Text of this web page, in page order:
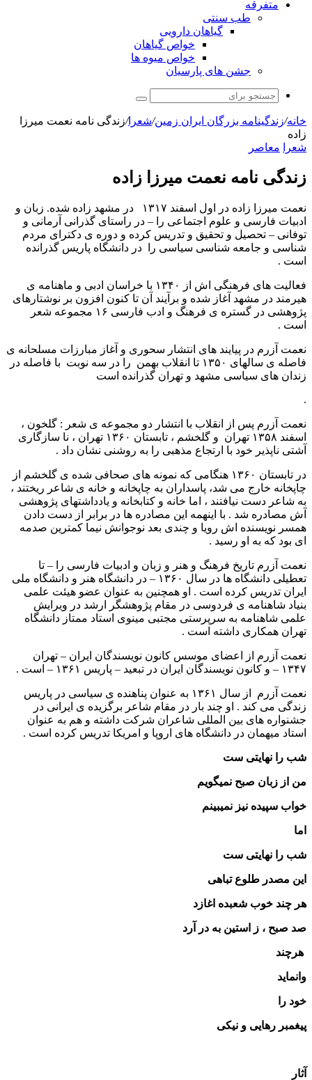
متفرقه
طب سنتی
گیاهان دارویی
خواص گیاهان
خواص میوه ها
جشن های پارسیان
جستجو
برای
خانه/زندگینامه بزرگان ایران زمین/شعرا/زندگی نامه نعمت میرزا
زاده
شعرا
معاصر
زندگی نامه نعمت میرزا زاده
نعمت میرزا زاده در اول اسفند ۱۳۱۷ در مشهد زاده شده. زبان و
ادبیات فارسی و علوم اجتماعی را – در راستای گذرانی آرمانی و
توفانی – تحصیل و تحقیق و تدریس کرده و دوره ی دکترای مردم
شناسی و جامعه شناسی سیاسی را در دانشگاه پاریس گذرانده
است .
فعالیت های فرهنگی اش از ۱۳۴۰ با خراسان ادبی و ماهنامه ی
هیرمند در مشهد آغاز شده و برآیند آن تا کنون افزون بر نوشتارهای
پژوهشی در گستره ی فرهنگ و ادب فارسی ۱۶ مجموعه شعر
است .
نعمت آزرم در پیایند های انتشار سحوری و آغاز مبارزات مسلحانه ی
فاصله ی سالهای ۱۳۵۰ تا انقلاب بهمن را در سه نوبت با فاصله در
زندان های سیاسی مشهد و تهران گذرانده است
.
نعمت آزرم پس از انقلاب با انتشار دو مجموعه ی شعر : گلخون ،
اسفند ۱۳۵۸ تهران و گلخشم ، تابستان ۱۳۶۰ تهران ، نا سازگاری
آشتی ناپذیر خود با ارتجاع مذهبی را به روشنی نشان داد .
در تابستان ۱۳۶۰ هنگامی که نمونه های صحافی شده ی گلخشم از
چاپخانه خارج می شد، پاسداران به چاپخانه و خانه ی شاعر ریختند ،
به شاعر دست نیافتند ، اما خانه و کتابخانه و یادداشتهای پژوهشی
آش مصادره شد . با اینهمه این مصادره ها در برابر از دست دادن
همسر نویسنده اش رویا و چندی بعد نوجوانش نیما کمترین صدمه
ای بود که به او رسید .
نعمت آزرم تاریخ فرهنگ و هنر و زبان و ادبیات فارسی را – تا
تعطیلی دانشگاه ها در سال ۱۳۶۰ – در دانشگاه هنر و دانشگاه ملی
ایران تدریس کرده است . او همچنین به عنوان عضو هیئت علمی
بنیاد شاهنامه ی فردوسی در مقام پژوهشگر ارشد در ویرایش
علمی شاهنامه به سرپرستی مجتبی مینوی استاد ممتاز دانشگاه
تهران همکاری داشته است .
نعمت آزرم از اعضای موسس کانون نویسندگان ایران – تهران
۱۳۴۷ – و کانون نویسندگان ایران در تبعید – پاریس ۱۳۶۱ – است .
نعمت آزرم از سال ۱۳۶۱ به عنوان پناهنده ی سیاسی در پاریس
زندگی می کند . او چند بار در مقام شاعر برگزیده ی ایرانی در
جشنواره های بین المللی شاعران شرکت داشته و هم به عنوان
استاد میهمان در دانشگاه های اروپا و امریکا تدریس کرده است .
شب را نهایتی ست
من از زبان صبح نمیگویم
خواب سپیده نیز نمیبینم
اما
شب را نهایتی ست
این مصدر طلوع تباهی
هر چند خوب شعبده اغازد
صد صبح ، ز استین به در آرد
هرچند
وانماید
خود را
پیغمبر رهایی و نیکی
آثار